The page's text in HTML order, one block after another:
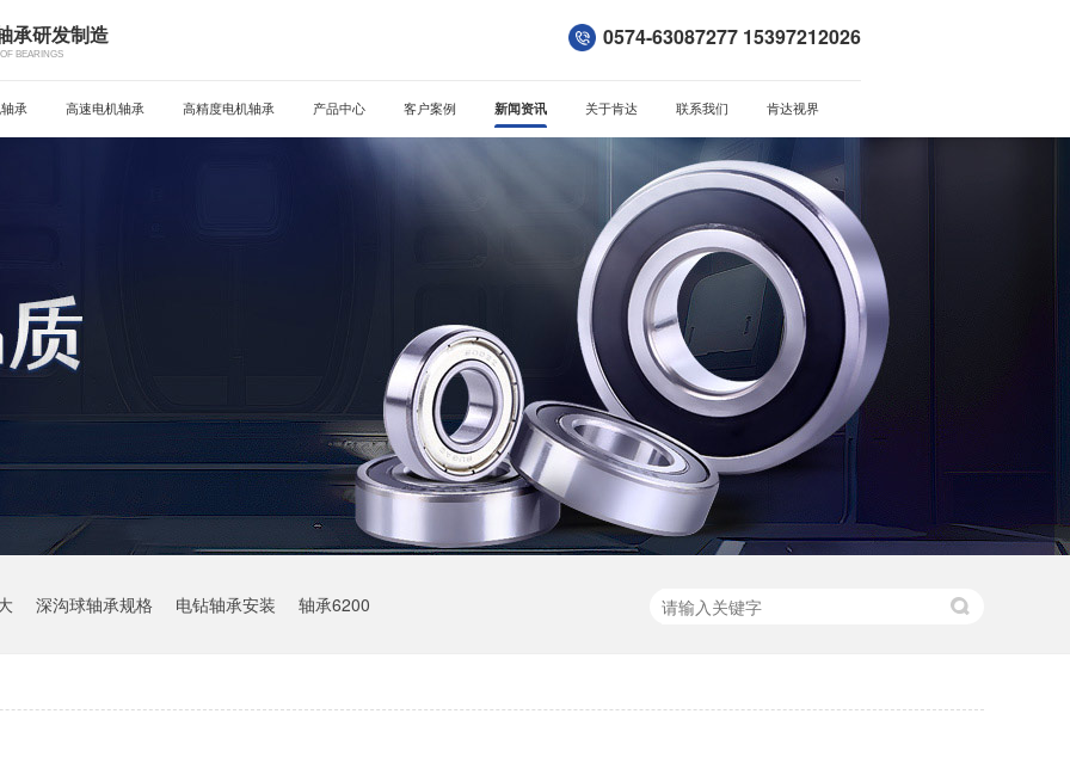
承研发制造
BEARINGS
0574-63087277 15397212026
承 高速电机轴承 高精度电机轴承 产品中心 客户案例 新闻资讯 关于肯达 联系我们 肯达视界
深沟球轴承规格 电钻轴承安装 轴承6200